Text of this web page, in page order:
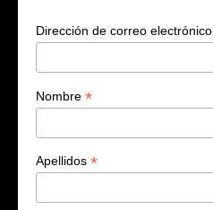
Dirección de correo electrónico
Nombre *
Apellidos *